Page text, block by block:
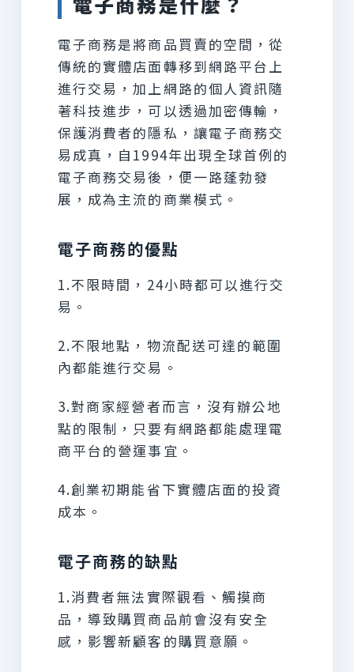
電子商務是將商品買賣的空間，從
傳統的實體店面轉移到網路平台上
進行交易，加上網路的個人資訊隨
著科技進步，可以透過加密傳輸，
保護消費者的隱私，讓電子商務交
易成真，自1994年出現全球首例的
電子商務交易後，便一路蓬勃發
展，成為主流的商業模式。
電子商務的優點
1.不限時間，24小時都可以進行交
易。
2.不限地點，物流配送可達的範圍
內都能進行交易。
3.對商家經營者而言，沒有辦公地
點的限制，只要有網路都能處理電
商平台的營運事宜。
4.創業初期能省下實體店面的投資
成本。
電子商務的缺點
1.消費者無法實際觀看、觸摸商
品，導致購買商品前會沒有安全
感，影響新顧客的購買意願。